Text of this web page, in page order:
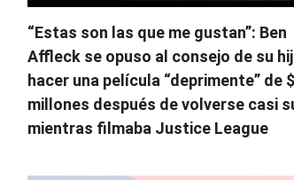
“Estas son las que me gustan”: Ben
Affleck se opuso al consejo de su
hacer una película “deprimente” de
millones después de volverse casi
mientras filmaba Justice League